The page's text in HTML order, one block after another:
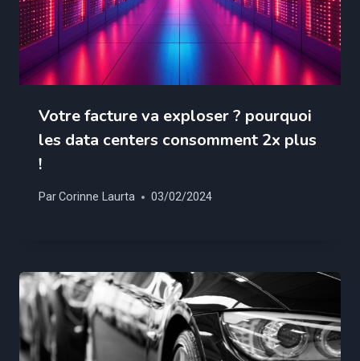
Votre facture va exploser ? pourquoi
les data centers consomment 2x plus
!
ParCorinne Laurta 03/02/2024